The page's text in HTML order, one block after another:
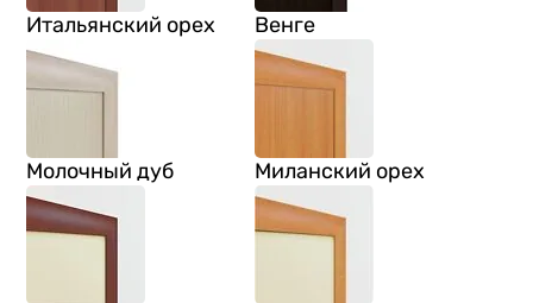
Итальянский орех Венге
Молочный дуб Миланский орех